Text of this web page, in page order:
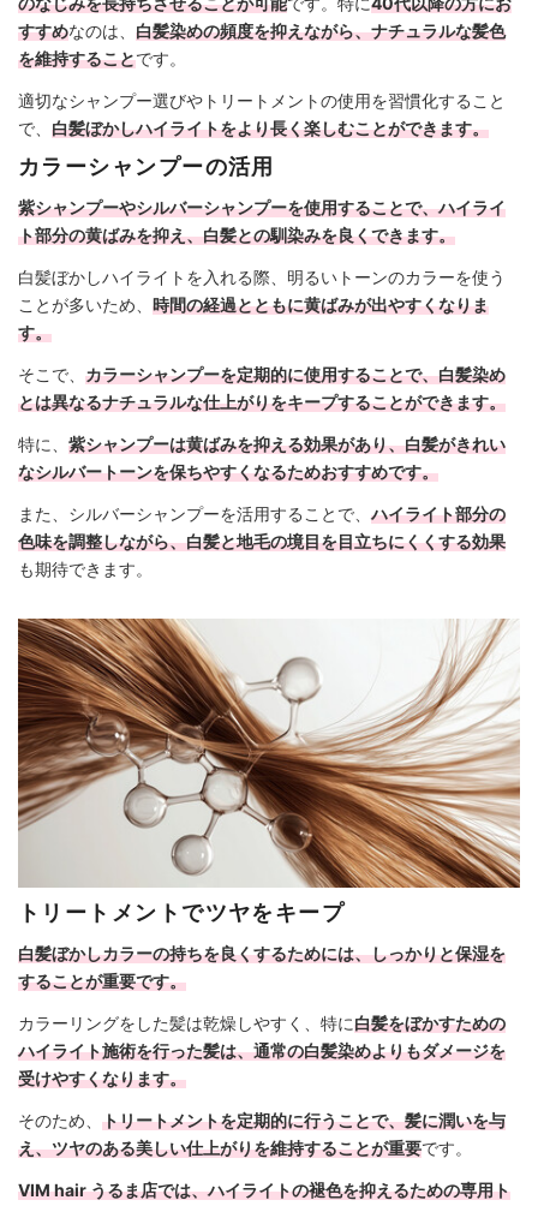
すすめなのは、 白髪染めの頻度を抑えながら、ナチュラルな髪色
を維持することです。
適切なシャンプー選びやトリートメントの使用を習慣化すること
で、 白髪ぼかしハイライトをより長く楽しむことができます。
カラーシャンプーの活用
紫シャンプーやシルバーシャンプーを使用することで、ハイライ
ト部分の黄ばみを抑え、白髪との馴染みを良くできます。
白髪ぼかしハイライトを入れる際、明るいトーンのカラーを使う
ことが多いため、 時間の経過とともに黄ばみが出やすくなりま
す。
そこで、 カラーシャンプーを定期的に使用することで、白髪染め
とは異なるナチュラルな仕上がりをキープすることができます。
特に、 紫シャンプーは黄ばみを抑える効果があり、白髪がきれい
なシルバートーンを保ちやすくなるためおすすめです。
また、シルバーシャンプーを活用することで、ハイライト部分の
色味を調整しながら、白髪と地毛の境目を目立ちにくくする効果
も期待できます。
トリートメントでツヤをキープ
白髪ぼかしカラーの持ちを良くするためには、しっかりと保湿を
することが重要です。
カラーリングをした髪は乾燥しやすく、特に白髪をぼかすための
ハイライト施術を行った髪は、通常の白髪染めよりもダメージを
受けやすくなります。
そのため、 トリートメントを定期的に行うことで、髪に潤いを与
え、ツヤのある美しい仕上がりを維持することが重要です。
VIM hair うるま店では、ハイライトの褪色を抑えるための専用ト